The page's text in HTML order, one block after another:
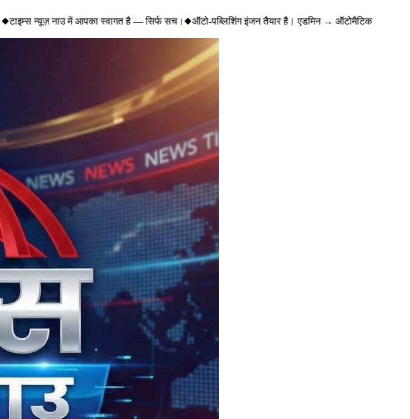
टाइम्स न्यूज़ नाउ में आपका स्वागत है — सिर्फ सच।◆ऑटो-पब्लिशिंग इंजन तैयार है। एडमिन → ऑटोमैटिक